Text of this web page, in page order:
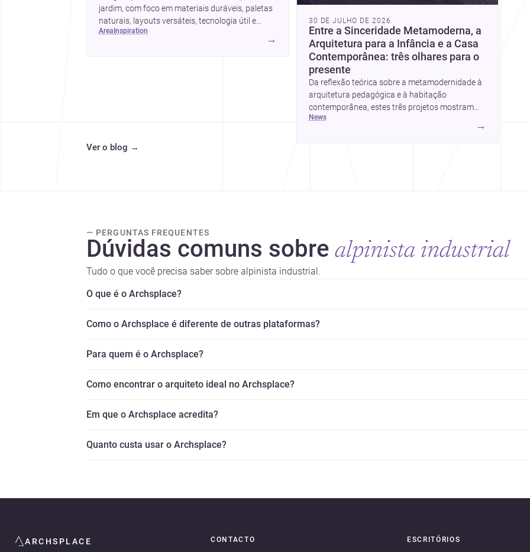
jardim, com foco em materiais duráveis, paletas
naturais, layouts versáteis, tecnologia útil e
formas simples de actualizar sem obras totais.
area inspiration
→
30 DE JULHO DE 2026
Entre a Sinceridade Metamoderna, a
Arquitetura para a Infância e a Casa
Contemporânea: três olhares para o
presente
Da reflexão teórica sobre a metamodernidade à
arquitetura pedagógica e à habitação
contemporânea, estes três projetos mostram
como o desenho responde hoje a emoção, uso e
news
→
Ver o blog →
— PERGUNTAS FREQUENTES
Dúvidas comuns sobre alpinista industrial
Tudo o que você precisa saber sobre alpinista industrial.
O que é o Archsplace?
Como o Archsplace é diferente de outras plataformas?
Para quem é o Archsplace?
Como encontrar o arquiteto ideal no Archsplace?
Em que o Archsplace acredita?
Quanto custa usar o Archsplace?
ARCHSPLACE CONTACTO ESCRITÓRIOS